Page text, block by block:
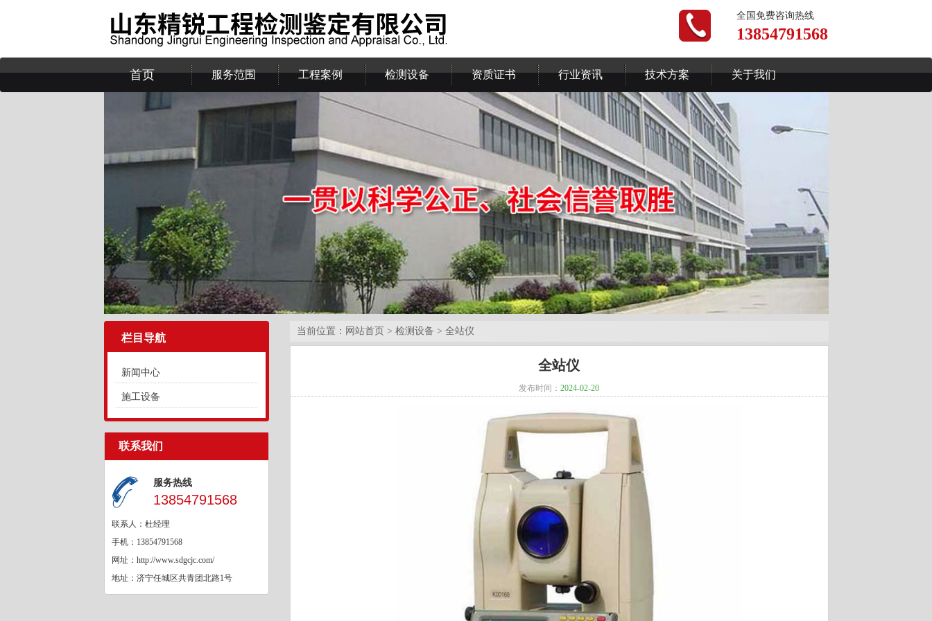
全国免费咨询热线
13854791568
首页 服务范围 工程案例 检测设备 资质证书 行业资讯 技术方案 关于我们
栏目导航
新闻中心
施工设备
联系我们
服务热线
13854791568
联系人：杜经理
手机：13854791568
网址：http://www.sdgcjc.com/
地址：济宁任城区共青团北路1号
当前位置： 网站首页 >检测设备 >全站仪
全站仪
发布时间：2024-02-20